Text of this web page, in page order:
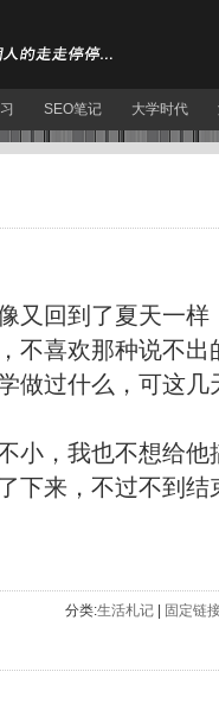
SEO笔记 大学时代
又回到了夏天一
不喜欢那种说不出
做过什么，可这
小，我也不想给
下来，不过不到
分类:生活札记 固定链